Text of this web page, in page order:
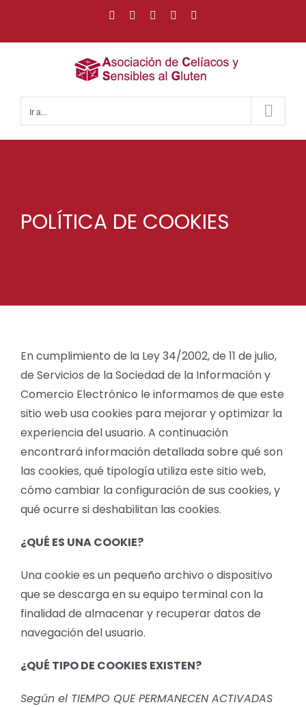
contenido
FacebookInstagram YouTube
Ir a...
POLÍTICA DE COOKIES
En cumplimiento de la Ley 34/2002, de 11 de julio,
de Servicios de la Sociedad de la Información y
Comercio Electrónico le informamos de que este
sitio web usa cookies para mejorar y optimizar la
experiencia del usuario. A continuación
encontrará información detallada sobre qué son
las cookies, qué tipología utiliza este sitio web,
cómo cambiar la configuración de sus cookies, y
qué ocurre si deshabilitan las cookies.
¿QUÉ ES UNA COOKIE?
Una cookie es un pequeño archivo o dispositivo
que se descarga en su equipo terminal con la
finalidad de almacenar y recuperar datos de
navegación del usuario.
¿QUÉ TIPO DE COOKIES EXISTEN?
Según el TIEMPO QUE PERMANECEN ACTIVADAS